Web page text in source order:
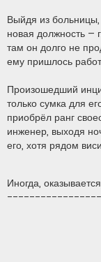
Выйдя из
новая должность –
там он долго не
ему пришлось
Произошедший
только сумка для
приобрёл ранг
инженер, выходя
его, хотя рядом
Иногда,